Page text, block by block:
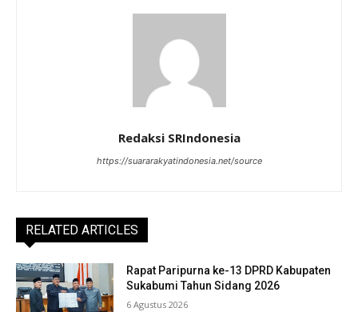
Redaksi SRIndonesia
https://suararakyatindonesia.net/source
RELATED ARTICLES
Rapat Paripurna ke-13 DPRD Kabupaten
Sukabumi Tahun Sidang 2026
6 Agustus 2026